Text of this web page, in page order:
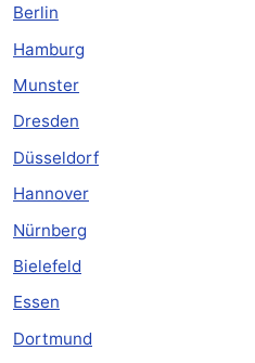
Berlin
Hamburg
Munster
Dresden
Düsseldorf
Hannover
Nürnberg
Bielefeld
Essen
Dortmund